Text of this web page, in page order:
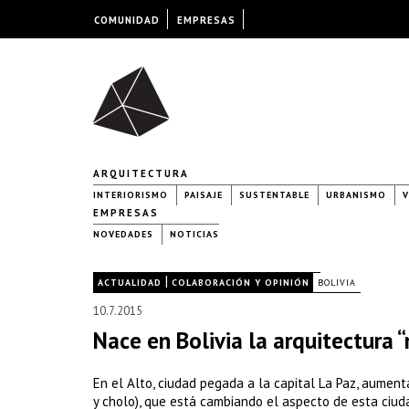
ARQUITECTURA
INTERIORISMO PAISAJE SUSTENTABLE URBANISMO
EMPRESAS
NOVEDADES NOTICIAS
ACTUALIDAD | COLABORACIÓN Y OPINIÓN BOLIVIA
10.7.2015
Nace en Bolivia la arquitectura
En el Alto, ciudad pegada a la capital La Paz,
y cholo), que está cambiando el aspecto de esta
COMUNIDAD EMPRESAS